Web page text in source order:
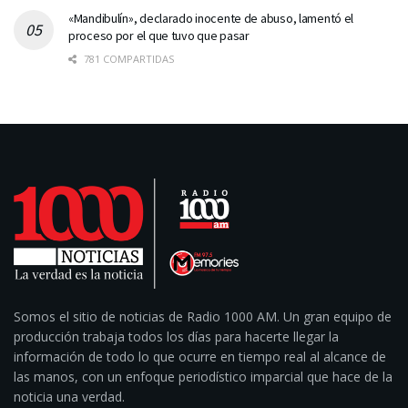
«Mandibulín», declarado inocente de abuso, lamentó el
proceso por el que tuvo que pasar
781 COMPARTIDAS
Somos el sitio de noticias de Radio 1000 AM. Un gran equipo de
producción trabaja todos los días para hacerte llegar la
información de todo lo que ocurre en tiempo real al alcance de
las manos, con un enfoque periodístico imparcial que hace de la
noticia una verdad.